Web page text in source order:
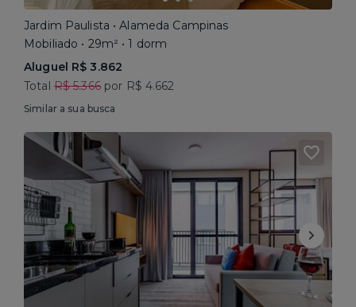
Jardim Paulista • Alameda Campinas
Mobiliado • 29m² • 1 dorm
Aluguel R$ 3.862
Total R$ 5.366por R$ 4.662
Similar a sua busca